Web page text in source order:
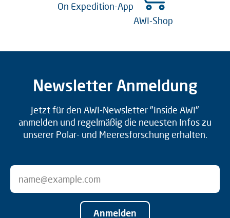
On Expedition-App
AWI-Shop
Newsletter Anmeldung
Jetzt für den AWI-Newsletter "Inside AWI"
anmelden und regelmäßig die neuesten Infos zu
unserer Polar- und Meeresforschung erhalten.
Anmelden